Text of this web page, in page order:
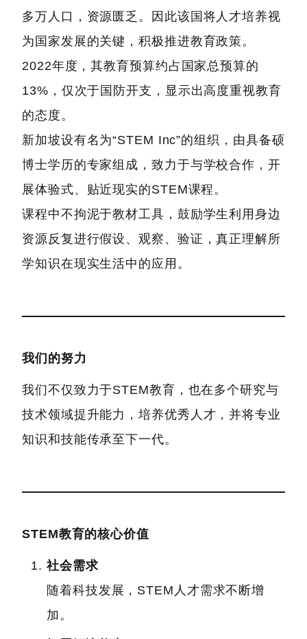
多万人口，资源匮乏。因此该国将人才培养视
为国家发展的关键，积极推进教育政策。
2022年度，其教育预算约占国家总预算的
13%，仅次于国防开支，显示出高度重视教育
的态度。
新加坡设有名为“STEM Inc”的组织，由具备硕
博士学历的专家组成，致力于与学校合作，开
展体验式、贴近现实的STEM课程。
课程中不拘泥于教材工具，鼓励学生利用身边
资源反复进行假设、观察、验证，真正理解所
学知识在现实生活中的应用。
我们的努力
我们不仅致力于STEM教育，也在多个研究与
技术领域提升能力，培养优秀人才，并将专业
知识和技能传承至下一代。
STEM教育的核心价值
社会需求
随着科技发展，STEM人才需求不断增
加。